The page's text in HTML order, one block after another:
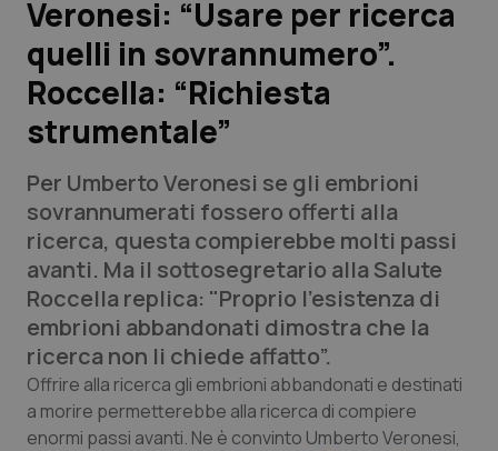
Scienza e Farmaci
Studi e Analisi
Lettere al direttore
Edizioni Regionali
QS Pro
Professionisti Sanitari.AI
Abruzzo
Basilicata
QS Pro Gold
Artrite & artrosi
QS Club Newsletter
Veronesi: “Usare per ricerca
quelli in sovrannumero”.
Roccella: “Richiesta
strumentale”
Per Umberto Veronesi se gli embrioni
sovrannumerati fossero offerti alla
ricerca, questa compierebbe molti passi
avanti. Ma il sottosegretario alla Salute
Roccella replica: "Proprio l'esistenza di
embrioni abbandonati dimostra che la
ricerca non li chiede affatto”.
Offrire alla ricerca gli embrioni abbandonati e destinati
a morire permetterebbe alla ricerca di compiere
enormi passi avanti. Ne è convinto Umberto Veronesi,